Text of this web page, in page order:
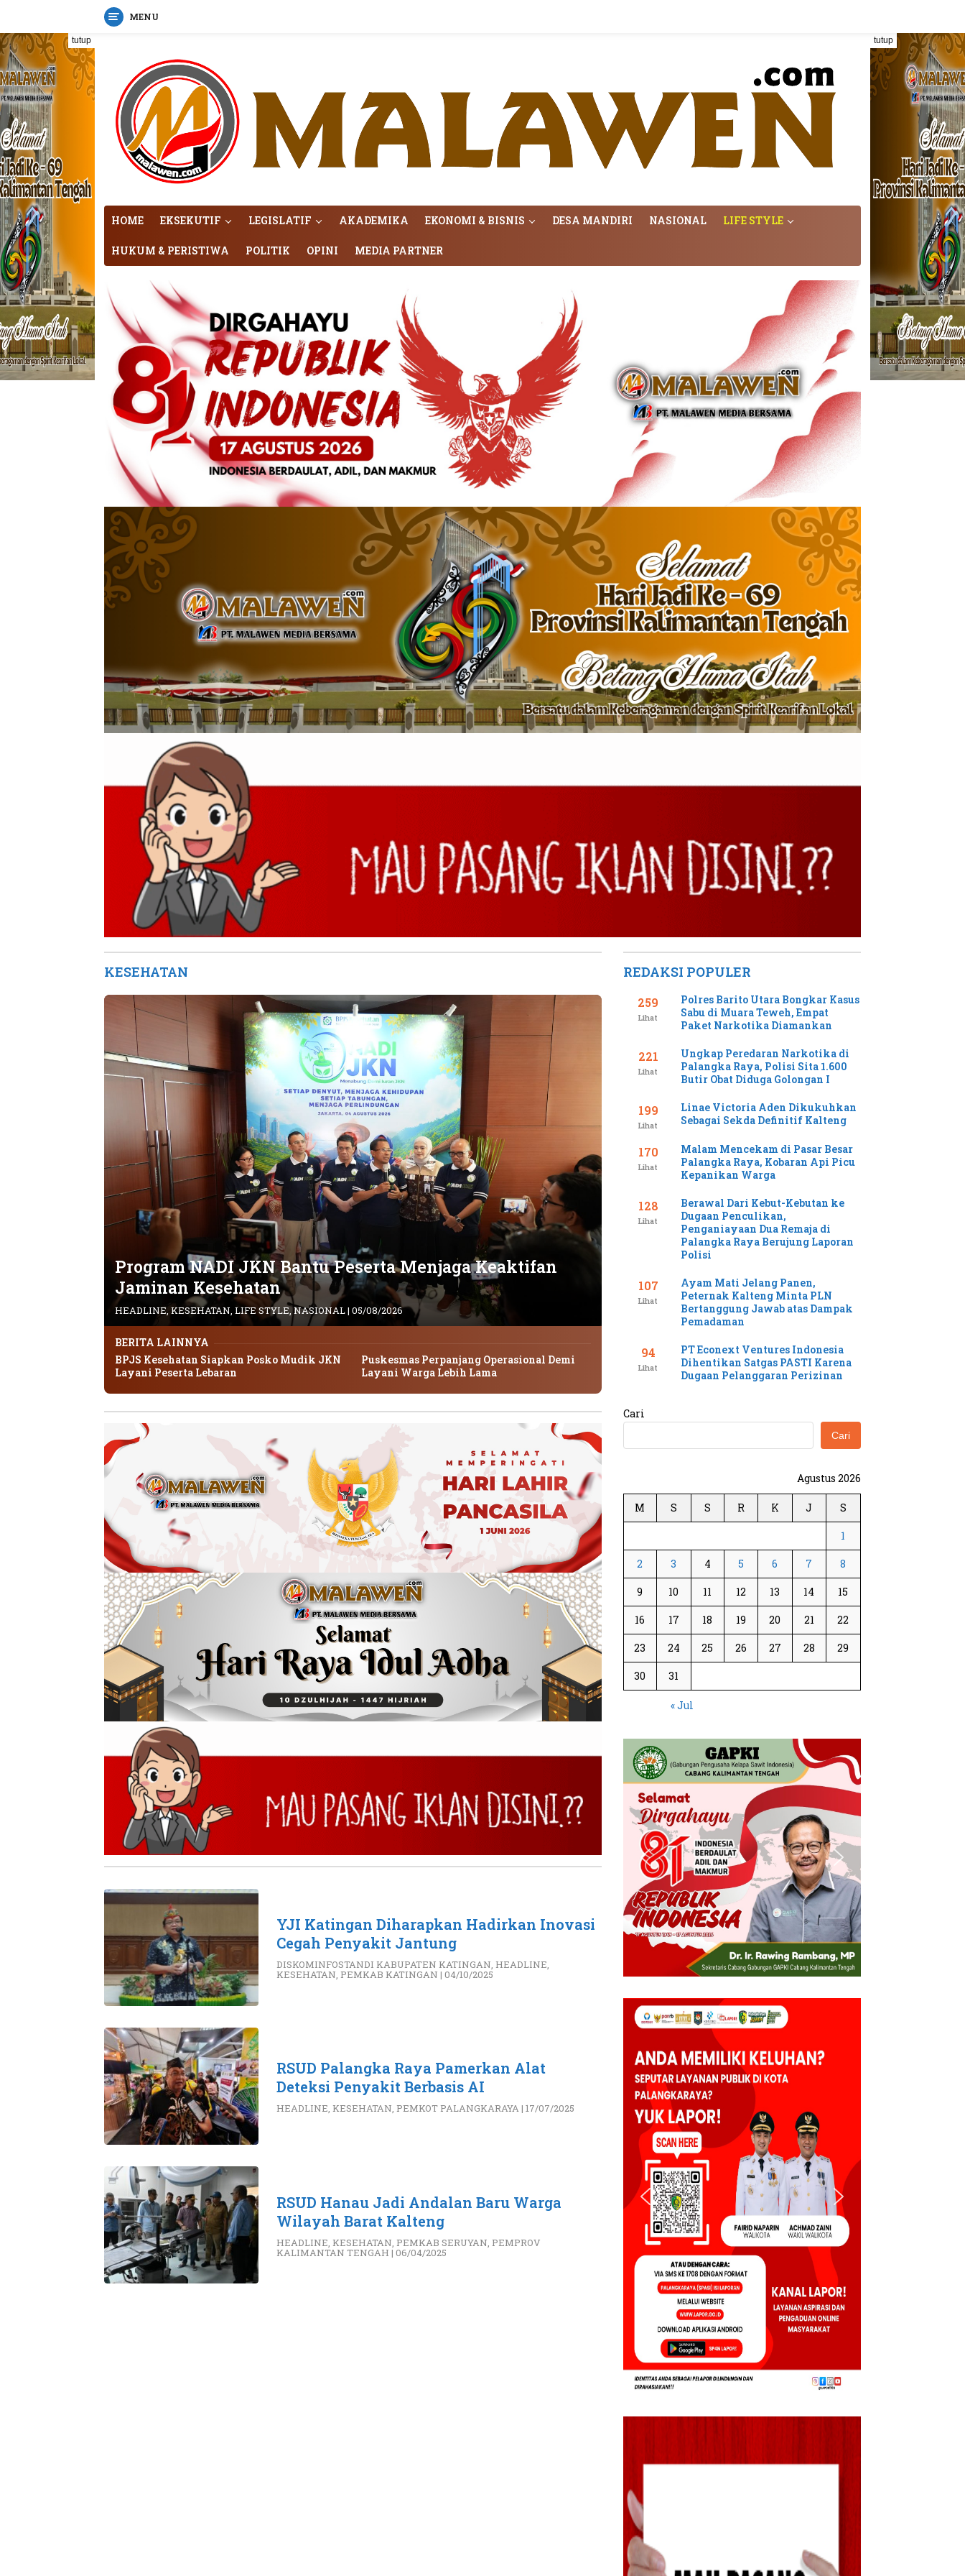
Langsung
ke
konten
MENU
tutup tutup
HOME EKSEKUTIF LEGISLATIF AKADEMIKA EKONOMI & BISNIS DESA MANDIRI NASIONAL LIFE STYLE
HUKUM & PERISTIWA POLITIK OPINI MEDIA PARTNER
KESEHATAN
Program NADI JKN Bantu Peserta Menjaga Keaktifan
Jaminan Kesehatan
HEADLINE,KESEHATAN, LIFE STYLE,NASIONAL| 05/08/2026
BERITA LAINNYA
BPJS Kesehatan Siapkan Posko Mudik JKN
Layani Peserta Lebaran
Puskesmas Perpanjang Operasional Demi
Layani Warga Lebih Lama
YJI Katingan Diharapkan Hadirkan Inovasi
Cegah Penyakit Jantung
DISKOMINFOSTANDI KABUPATEN KATINGAN, HEADLINE,
KESEHATAN, PEMKAB KATINGAN | 04/10/2025
RSUD Palangka Raya Pamerkan Alat
Deteksi Penyakit Berbasis AI
HEADLINE, KESEHATAN, PEMKOT PALANGKARAYA| 17/07/2025
RSUD Hanau Jadi Andalan Baru Warga
Wilayah Barat Kalteng
HEADLINE KESEHATAN PEMKAB SERUYAN PEMPROV
KALIMANTAN TENGAH | 06/04/2025
REDAKSI POPULER
259
Lihat
Polres Barito Utara Bongkar Kasus
Sabu di Muara Teweh, Empat
Paket Narkotika Diamankan
221
Lihat
Ungkap Peredaran Narkotika di
Palangka Raya, Polisi Sita 1.600
Butir Obat Diduga Golongan I
199
Lihat
Linae Victoria Aden Dikukuhkan
Sebagai Sekda Definitif Kalteng
170
Lihat
Malam Mencekam di Pasar Besar
Palangka Raya, Kobaran Api Picu
Kepanikan Warga
128
Lihat
Berawal Dari Kebut-Kebutan ke
Dugaan Penculikan,
Penganiayaan Dua Remaja di
Palangka Raya Berujung Laporan
Polisi
107
Lihat
Ayam Mati Jelang Panen,
Peternak Kalteng Minta PLN
Bertanggung Jawab atas Dampak
Pemadaman
94
Lihat
PT Econext Ventures Indonesia
Dihentikan Satgas PASTI Karena
Dugaan Pelanggaran Perizinan
Cari
Cari
Agustus 2026
M S S R K J S
1
2 3 4 5 6 7 8
9 10 11 12 13 14 15
16 17 18 19 20 21 22
23 24 25 26 27 28 29
30 31
« Jul